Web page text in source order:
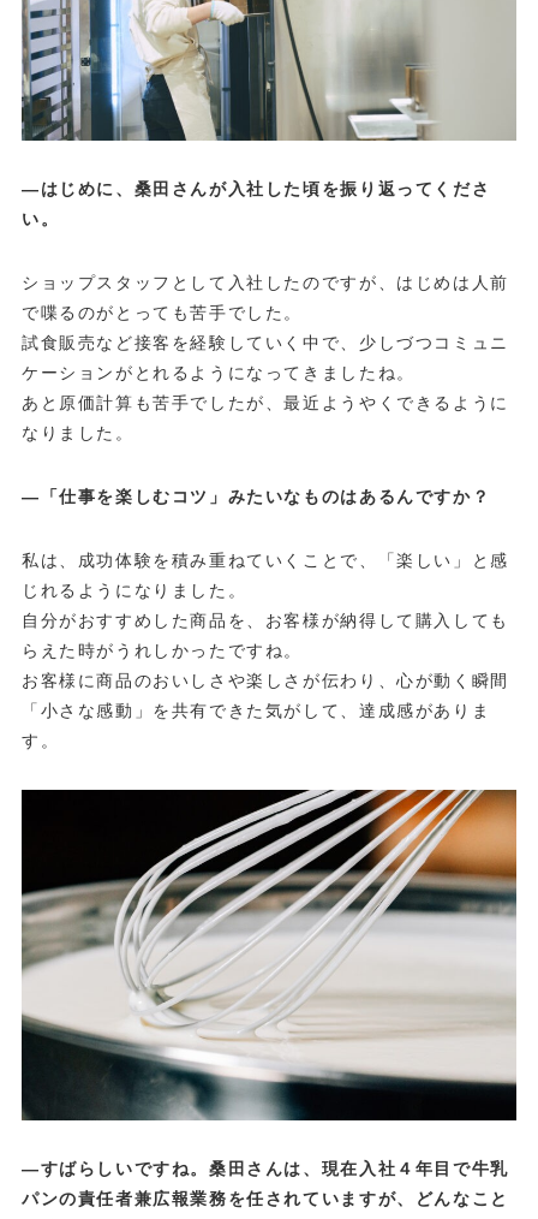
—はじめに、桑田さんが入社した頃を振り返ってくださ
い。
ショップスタッフとして入社したのですが、はじめは人前
で喋るのがとっても苦手でした。
試食販売など接客を経験していく中で、少しづつコミュニ
ケーションがとれるようになってきましたね。
あと原価計算も苦手でしたが、最近ようやくできるように
なりました。
—「仕事を楽しむコツ」みたいなものはあるんですか？
私は、成功体験を積み重ねていくことで、「楽しい」と感
じれるようになりました。
自分がおすすめした商品を、お客様が納得して購入しても
らえた時がうれしかったですね。
お客様に商品のおいしさや楽しさが伝わり、心が動く瞬間
「小さな感動」を共有できた気がして、達成感がありま
す。
—すばらしいですね。桑田さんは、現在入社４年目で牛乳
パンの責任者兼広報業務を任されていますが、どんなこと